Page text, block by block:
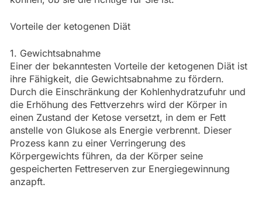
Vorteile der ketogenen Diät
1. Gewichtsabnahme
Einer der bekanntesten Vorteile der ketogenen Diät ist
ihre Fähigkeit, die Gewichtsabnahme zu fördern.
Durch die Einschränkung der Kohlenhydratzufuhr und
die Erhöhung des Fettverzehrs wird der Körper in
einen Zustand der Ketose versetzt, in dem er Fett
anstelle von Glukose als Energie verbrennt. Dieser
Prozess kann zu einer Verringerung des
Körpergewichts führen, da der Körper seine
gespeicherten Fettreserven zur Energiegewinnung
anzapft.